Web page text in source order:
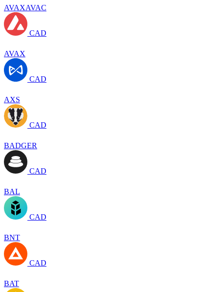
AVAXAVAC
CAD
AVAX
CAD
AXS
CAD
BADGER
CAD
BAL
CAD
BNT
CAD
BAT